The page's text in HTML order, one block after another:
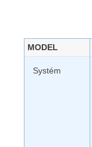
MODEL
Systém